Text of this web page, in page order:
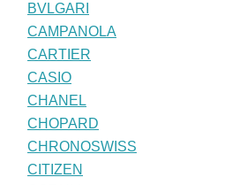
BVLGARI
CAMPANOLA
CARTIER
CASIO
CHANEL
CHOPARD
CHRONOSWISS
CITIZEN